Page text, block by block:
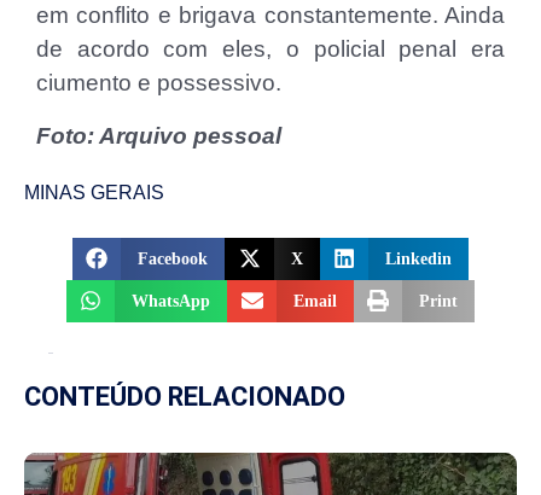
em conflito e brigava constantemente. Ainda
de acordo com eles, o policial penal era
ciumento e possessivo.
Foto: Arquivo pessoal
MINAS GERAIS
Facebook X Linkedin
WhatsApp Email Print
CONTEÚDO RELACIONADO